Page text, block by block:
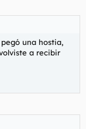
una hostia,
a recibir